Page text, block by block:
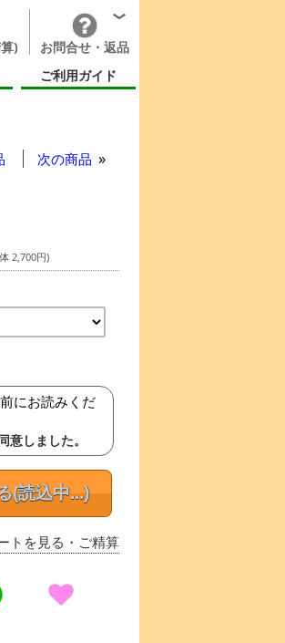
)
お問合せ・返品
ご利用ガイド
次の商品
2,700円)
にお読みくだ
意しました。
(読込中...)
トを見る ・ご精算